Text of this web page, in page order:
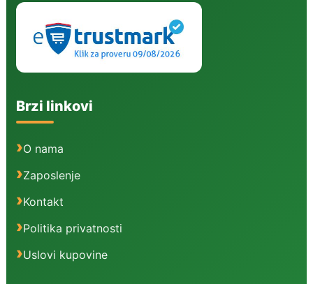
Brzi linkovi
O nama
Zaposlenje
Kontakt
Politika privatnosti
Uslovi kupovine